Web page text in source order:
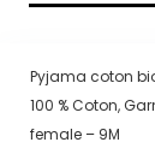
Pyjama coton bio
100 % Coton,
female – 9M